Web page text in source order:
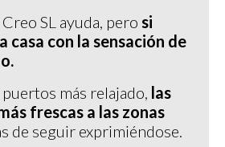
SL ayuda, pero si
casa con la sensación de
más relajado, las
frescas a las zonas
de seguir exprimiéndose.